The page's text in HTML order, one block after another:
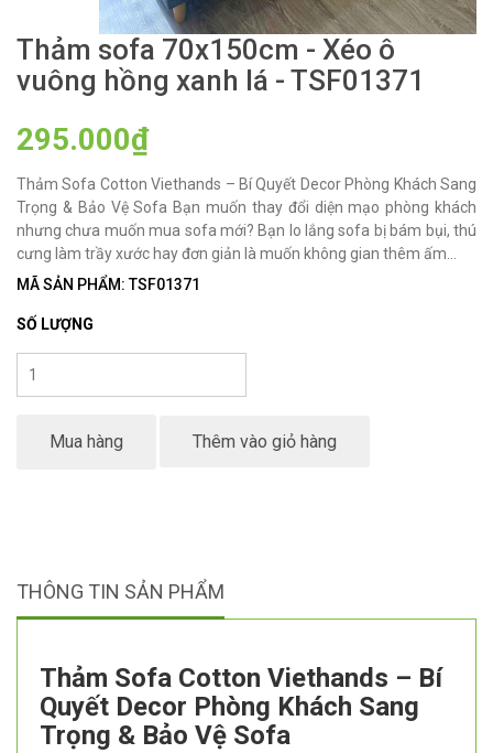
Thảm sofa 70x150cm - Xéo ô
vuông hồng xanh lá - TSF01371
295.000₫
Thảm Sofa Cotton Viethands – Bí Quyết Decor Phòng Khách Sang
Trọng & Bảo Vệ Sofa Bạn muốn thay đổi diện mạo phòng khách
nhưng chưa muốn mua sofa mới? Bạn lo lắng sofa bị bám bụi, thú
cưng làm trầy xước hay đơn giản là muốn không gian thêm ấm...
MÃ SẢN PHẨM: TSF01371
SỐ LƯỢNG
Mua hàng Thêm vào giỏ hàng
THÔNG TIN SẢN PHẨM
Thảm Sofa Cotton Viethands – Bí
Quyết Decor Phòng Khách Sang
Trọng & Bảo Vệ Sofa